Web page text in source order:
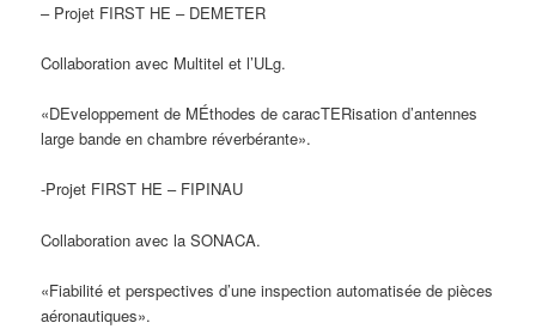
– Projet FIRST HE – DEMETER
Collaboration avec Multitel et l’ULg.
«DEveloppement de MÉthodes de caracTERisation d’antennes
large bande en chambre réverbérante».
-Projet FIRST HE – FIPINAU
Collaboration avec la SONACA.
«Fiabilité et perspectives d’une inspection automatisée de pièces
aéronautiques».